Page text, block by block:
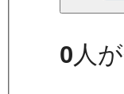
0 人